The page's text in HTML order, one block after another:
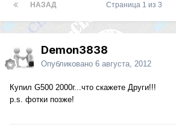
НАЗАД Страница 1 из 3
Demon3838
Опубликовано 6 августа, 2012
Купил G500 2000г...что скажете Други!!!
p.s. фотки позже!